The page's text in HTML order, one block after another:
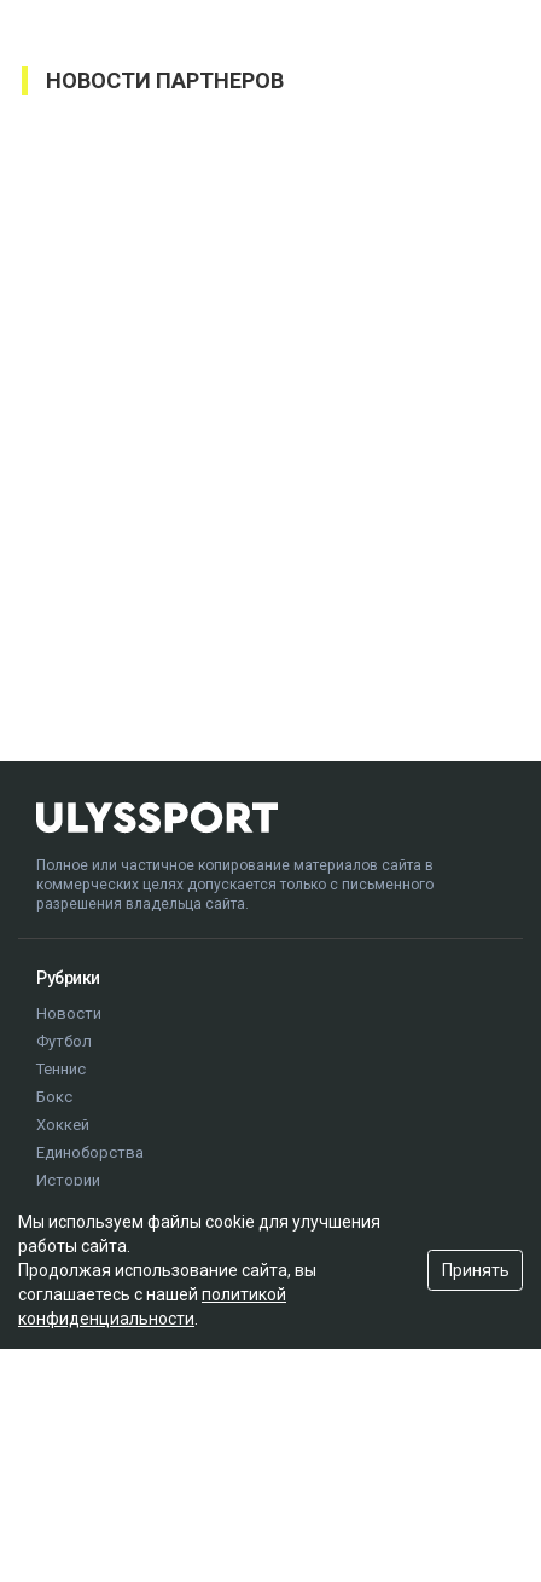
НОВОСТИ ПАРТНЕРОВ
Полное или частичное копирование материалов сайта в
коммерческих целях допускается только с письменного
разрешения владельца сайта.
Рубрики
Новости
Футбол
Теннис
Бокс
Хоккей
Единоборства
Истории
Редакция
О проекте
Мы используем файлы cookie для улучшения
работы сайта.
Продолжая использование сайта, вы
соглашаетесь с нашей политикой
конфиденциальности
Принять